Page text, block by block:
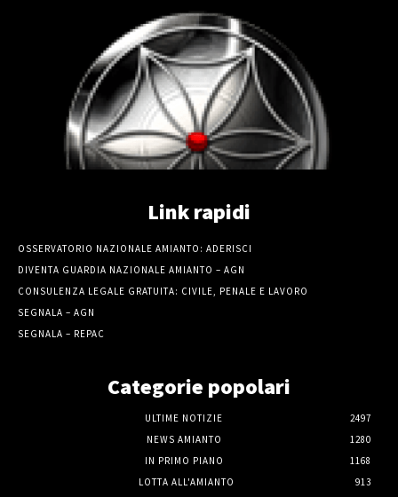
Link rapidi
OSSERVATORIO NAZIONALE AMIANTO: ADERISCI
DIVENTA GUARDIA NAZIONALE AMIANTO – AGN
CONSULENZA LEGALE GRATUITA: CIVILE, PENALE E LAVORO
SEGNALA – AGN
SEGNALA – REPAC
Categorie popolari
ULTIME NOTIZIE
2497
NEWS AMIANTO
1280
IN PRIMO PIANO
1168
LOTTA ALL'AMIANTO
913